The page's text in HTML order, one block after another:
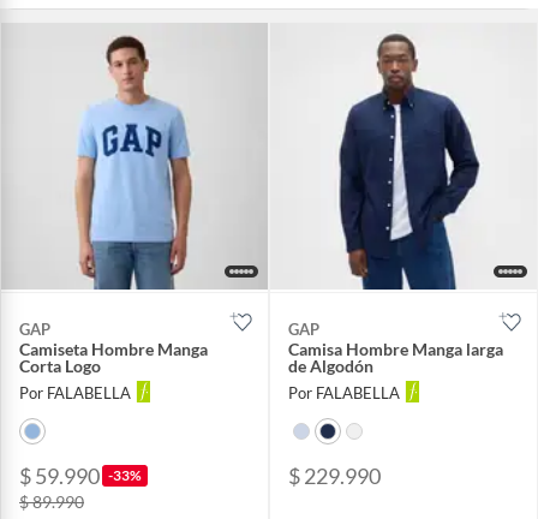
GAP
Camiseta Hombre Manga
Corta Logo
Por FALABELLA
$ 59.990 -33%
$ 89.990
GAP
Camisa Hombre Manga larga
de Algodón
Por FALABELLA
$ 229.990